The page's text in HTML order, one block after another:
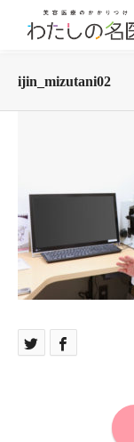
ijin_mizutani02